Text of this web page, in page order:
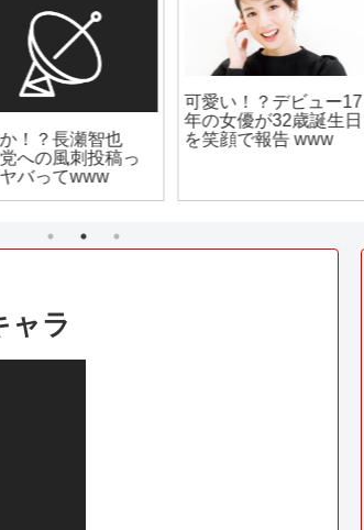
ー17
【芸能】『おむすび』
橋本環奈の“黒ギャル
姿”にネット衝撃
【芸
橋良
復帰
ャラ